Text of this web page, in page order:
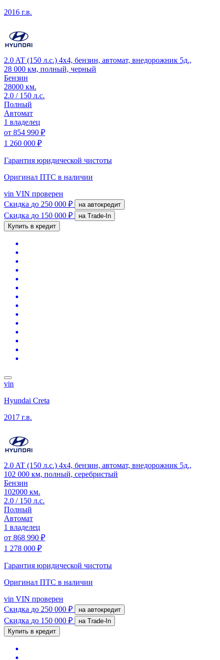
2016 г.в.
2.0 AT (150 л.с.) 4x4, бензин, автомат, внедорожник 5д.,
28 000 км, полный, черный
Бензин
28000 км.
2.0 / 150 л.с.
Полный
Автомат
1 владелец
от 854 990 ₽
1 260 000 ₽
Гарантия юридической чистоты
Оригинал ПТС в наличии
vin VIN проверен
Скидка до 250 000 ₽ на автокредит
Скидка до 150 000 ₽
на Trade-In
Купить в кредит
vin
Hyundai Creta
2017 г.в.
2.0 AT (150 л.с.) 4x4, бензин, автомат, внедорожник 5д.,
102 000 км, полный, серебристый
Бензин
102000 км.
2.0 / 150 л.с.
Полный
Автомат
1 владелец
от 868 990 ₽
1 278 000 ₽
Гарантия юридической чистоты
Оригинал ПТС в наличии
vin VIN проверен
Скидка до 250 000 ₽ на автокредит
Скидка до 150 000 ₽
на Trade-In
Купить в кредит